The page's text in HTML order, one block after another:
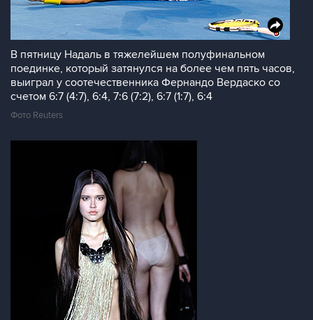
В пятницу Надаль в тяжелейшем полуфинальном
поединке, который затянулся на более чем пять часов,
выиграл у соотечественника Фернандо Вердаско со
счетом 6:7 (4:7), 6:4, 7:6 (7:2), 6:7 (1:7), 6:4
Фото Reuters